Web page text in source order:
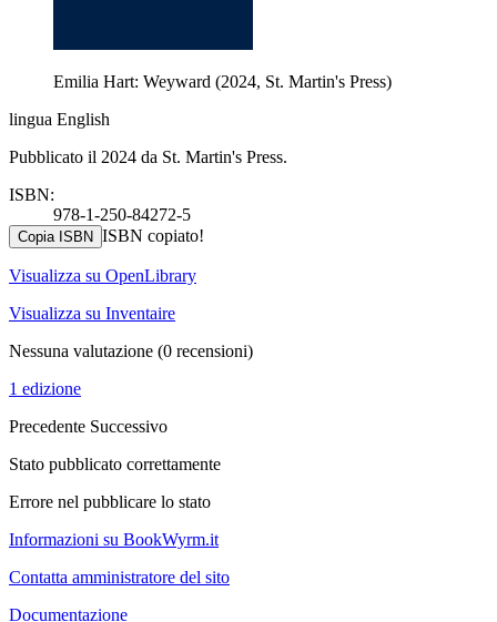
Emilia Hart: Weyward (2024, St. Martin's Press)
lingua English
Pubblicato il 2024 da St. Martin's Press.
ISBN:
978-1-250-84272-5
Copia ISBN ISBN copiato!
Visualizza su OpenLibrary
Visualizza su Inventaire
Nessuna valutazione (0 recensioni)
1 edizione
Precedente Successivo
Stato pubblicato correttamente
Errore nel pubblicare lo stato
Informazioni su BookWyrm.it
Contatta amministratore del sito
Documentazione